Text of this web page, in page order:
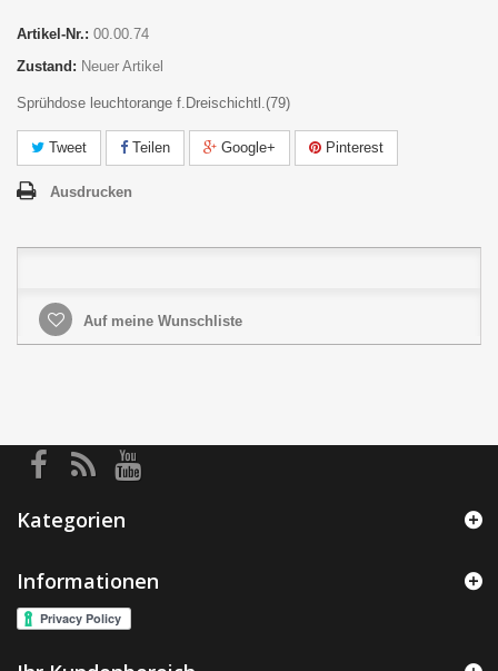
Artikel-Nr.: 00.00.74
Zustand: Neuer Artikel
Sprühdose leuchtorange f.Dreischichtl.(79)
Tweet Teilen Google+ Pinterest
Ausdrucken
Auf meine Wunschliste
Kategorien
Informationen